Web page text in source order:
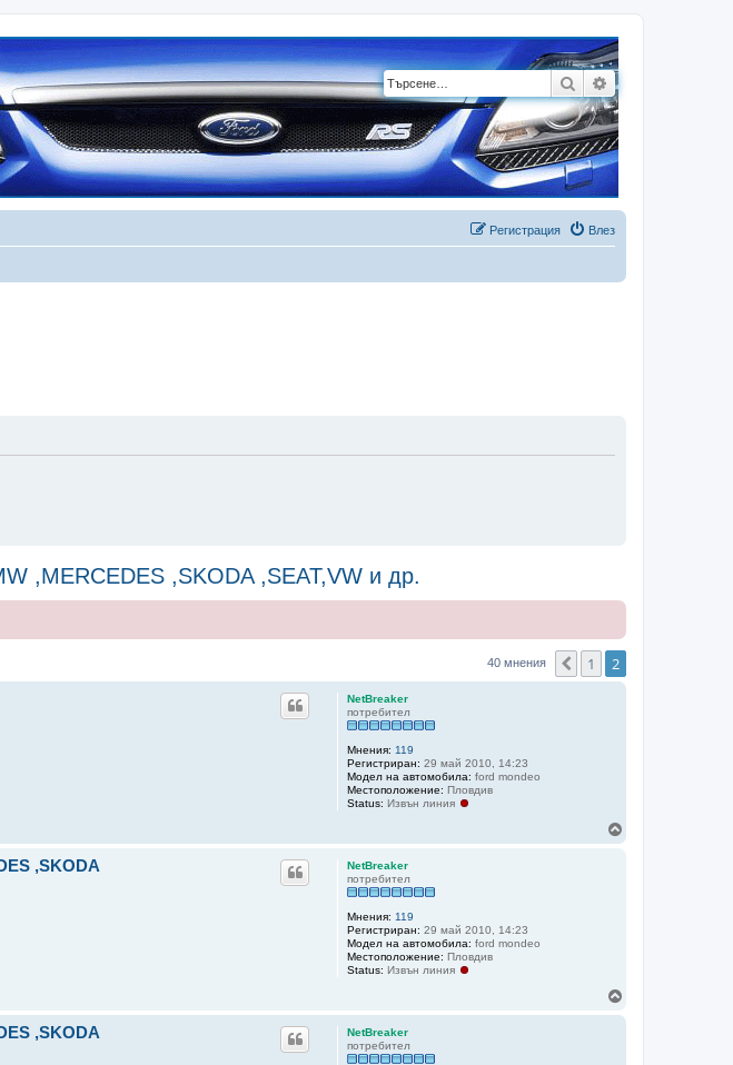
ТърсенеРазширено
Влез
Регистрация
,MERCEDES ,SKODA ,SEAT,VW и др.
40 мнения Предишна
1 2
NetBreaker
потребител
Мнения: 119
Регистриран: 29 май 2010, 14:23
Модел на автомобила: ford mondeo
Местоположение: Пловдив
Status: Извън линия
NetBreaker
потребител
Мнения: 119
Регистриран: 29 май 2010, 14:23
Модел на автомобила: ford mondeo
Местоположение: Пловдив
Status: Извън линия
,SKODA
NetBreaker
потребител
,SKODA